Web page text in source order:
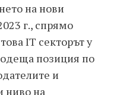
на нови
г., спрямо
IT секторът у
позиция по
и
ниво на